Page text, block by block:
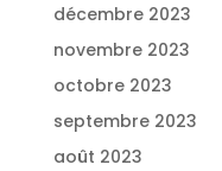
décembre 2023
novembre 2023
octobre 2023
septembre 2023
août 2023